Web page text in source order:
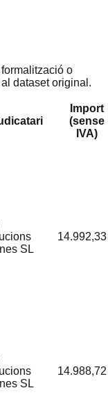
o
dataset original.
Import
(sense
IVA)
SL
SL